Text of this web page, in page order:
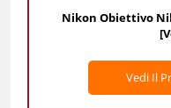
Nikon Obiettivo
Vedi Il